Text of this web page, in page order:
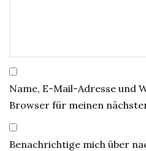
Name, E-Mail-Adresse und
Browser für meinen
Benachrichtige mich über